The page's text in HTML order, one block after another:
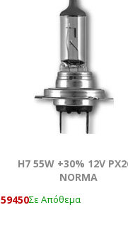
Η7 55W +30% 12V
NORMA
59450Σε Απόθεμα